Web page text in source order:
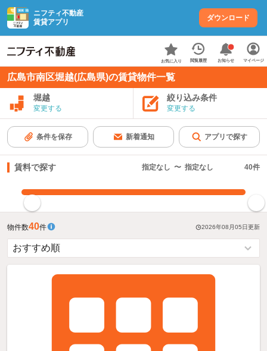
ニフティ不動産
賃貸アプリ
ダウンロード
お気に入り 閲覧履歴 お知らせ マイページ
広島市南区堀越(広島県)の賃貸物件一覧
堀越
変更する
絞り込み条件
変更する
条件を保存 新着通知 アプリで探す
賃料で探す 指定なし 〜 指定なし 40件
物件数40件 2026年08月05日更新